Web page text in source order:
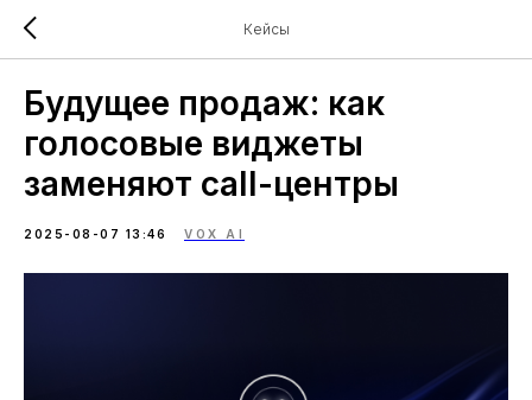
Кейсы
Будущее продаж: как
голосовые виджеты
заменяют call-центры
2025-08-07 13:46 VOX AI